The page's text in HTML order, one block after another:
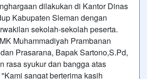
dilakukan di Kantor Dinas
Kabupaten Sleman dengan
sekolah-sekolah peserta.
Muhammadiyah Prambanan
Prasarana, Bapak Sartono,S.Pd,
rasa syukur dan bangga atas
sangat berterima kasih